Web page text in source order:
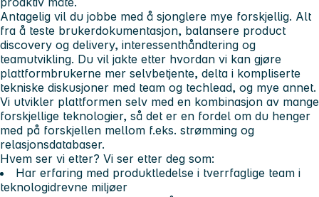
Antagelig vil du jobbe med å sjonglere mye forskjellig. Alt
fra å teste brukerdokumentasjon, balansere product
discovery og delivery, interessenthåndtering og
teamutvikling. Du vil jakte etter hvordan vi kan gjøre
plattformbrukerne mer selvbetjente, delta i kompliserte
tekniske diskusjoner med team og techlead, og mye annet.
Vi utvikler plattformen selv med en kombinasjon av mange
forskjellige teknologier, så det er en fordel om du henger
med på forskjellen mellom f.eks. strømming og
relasjonsdatabaser.
Hvem ser vi etter? Vi ser etter deg som:
Har erfaring med produktledelse i tverrfaglige team i
teknologidrevne miljøer